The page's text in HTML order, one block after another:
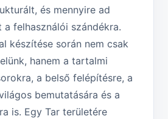
és mennyire ad
a felhasználói szándékra.
készítése során nem csak
hanem a tartalmi
a belső felépítésre, a
bemutatására és a
is. Egy Tar területére